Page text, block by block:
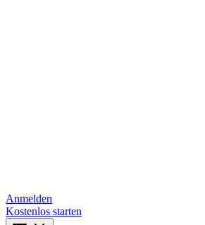
Anmelden
Kostenlos starten